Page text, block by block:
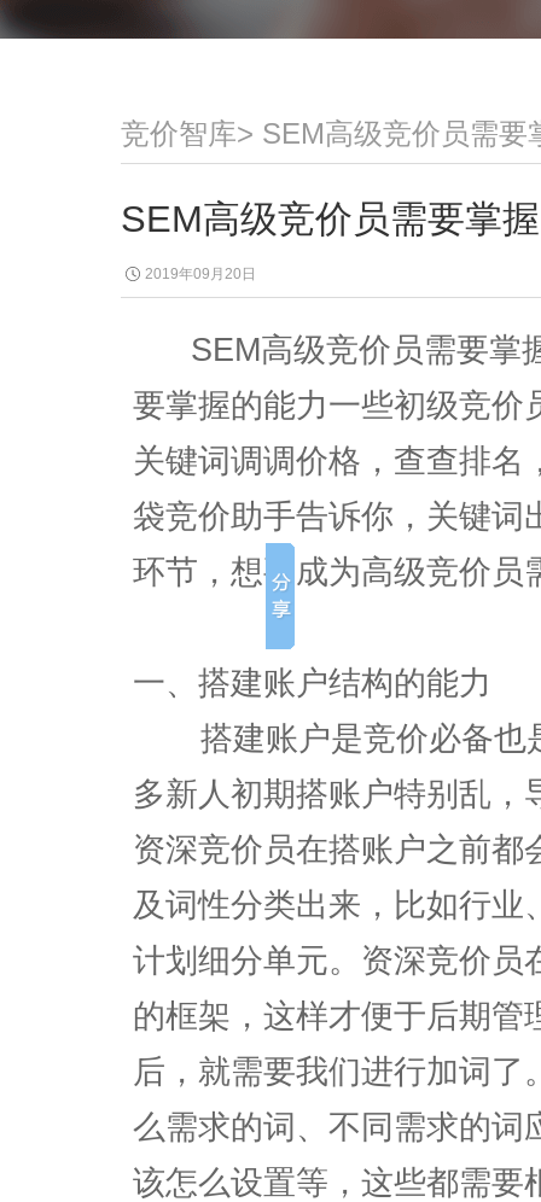
竞价智库> SEM高级竞价员需要
SEM高级竞价员需要掌
2019年09月20日
SEM高级竞价员需要掌
要掌握的能力一些初级竞价
关键词调调价格，查查排
袋竞价助手告诉你，关键词
环节，想要成为高级竞价员
一、搭建账户结构的能力
搭建账户是竞价必备也
多新人初期搭账户特别乱
资深竞价员在搭账户之前
及词性分类出来，比如行
计划细分单元。资深竞价员
的框架，这样才便于后期
后，就需要我们进行加词
么需求的词、不同需求的词
该怎么设置等，这些都需要